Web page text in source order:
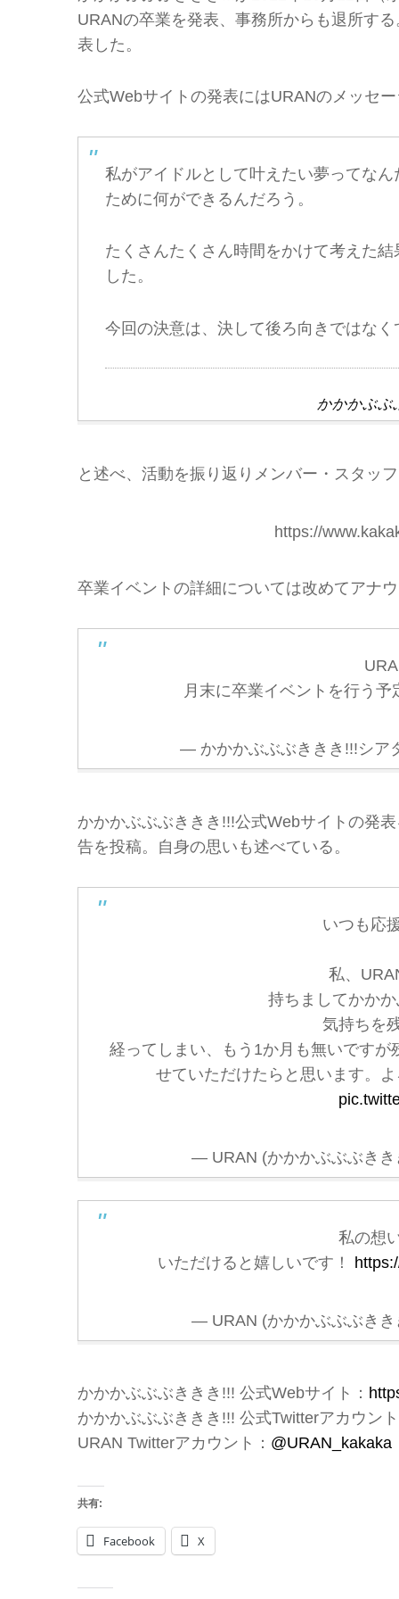
URANの卒業を発表、事務所からも退所す
表した。
公式Webサイトの発表にはURANのメッセ
私がアイドルとして叶えたい夢ってな
ために何ができるんだろう。
たくさんたくさん時間をかけて考えた
した。
今回の決意は、決して後ろ向きではな
かかかぶぶ
と述べ、活動を振り返りメンバー・スタッ
https://
卒業イベントの詳細については改めてアナウ
月末に卒業イベントを行う予
— かかかぶぶぶききき!!!シア
かかかぶぶぶききき!!!公式Webサイトの発
告を投稿。自身の思いも述べている。
いつも応
私、
持ちましてかかか
気持ちを
経ってしまい、もう1か月も無いです
せていただけたらと思います。
— URAN (かかかぶぶぶきき
私の想
いただけると嬉しいです！
— URAN (かかかぶぶぶきき
かかかぶぶぶききき!!! 公式Webサイト：
かかかぶぶぶききき!!! 公式Twitterアカウント
URAN Twitterアカウント： @URAN_kakaka
共有:
Facebook X